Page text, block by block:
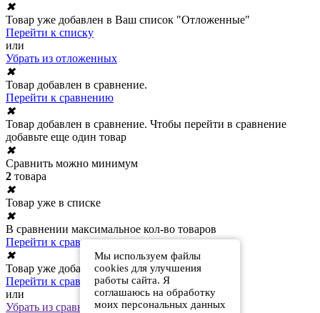
Мы используем файлы
cookies для улучшения
работы сайта. Я
соглашаюсь на обработку
моих персональных данных
✖
Товар уже добавлен в Ваш список "Отложенные"
Перейти к списку
или
Убрать из отложенных
✖
Товар добавлен в сравнение.
Перейти к сравнению
✖
Товар добавлен в сравнение. Чтобы перейти в сравнение
добавьте еще один товар
✖
Сравнить можно минимум
2 товара
✖
Товар уже в списке
✖
В сравнении максимальное кол-во товаров
Перейти к сравнению
✖
Товар уже добавлен в сравнение
Перейти к сравнению
или
Убрать из сравнения